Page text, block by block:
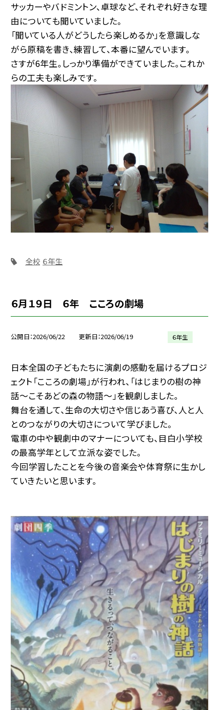
サッカーやバドミントン、卓球など、それぞれ好きな理
由についても聞いていました。
「聞いている人がどうしたら楽しめるか」を意識しな
がら原稿を書き、練習して、本番に望んでいます。
さすが6年生。しっかり準備ができていました。これか
らの工夫も楽しみです。
全校 ６年生
６月１９日 ６年 こころの劇場
公開日 2026/06/22 更新日 2026/06/19 ６年生
日本全国の子どもたちに演劇の感動を届けるプロジ
ェクト「こころの劇場」が行われ、「はじまりの樹の神
話～こそあどの森の物語～」を観劇しました。
舞台を通して、生命の大切さや信じあう喜び、人と人
とのつながりの大切さについて学びました。
電車の中や観劇中のマナーについても、目白小学校
の最高学年として立派な姿でした。
今回学習したことを今後の音楽会や体育祭に生かし
ていきたいと思います。